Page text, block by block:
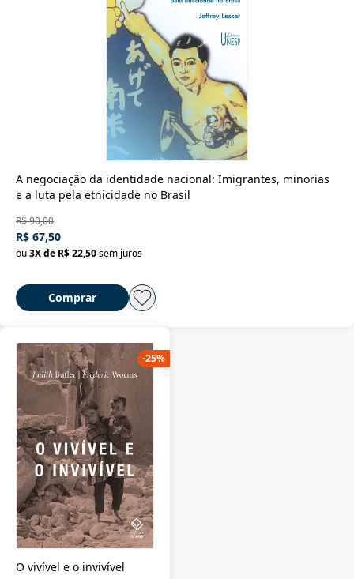
A negociação da identidade nacional: Imigrantes, minorias
e a luta pela etnicidade no Brasil
R$ 90,00
R$ 67,50
ou3X de R$ 22,50sem juros
Comprar
O vivível e o invivível
-25%